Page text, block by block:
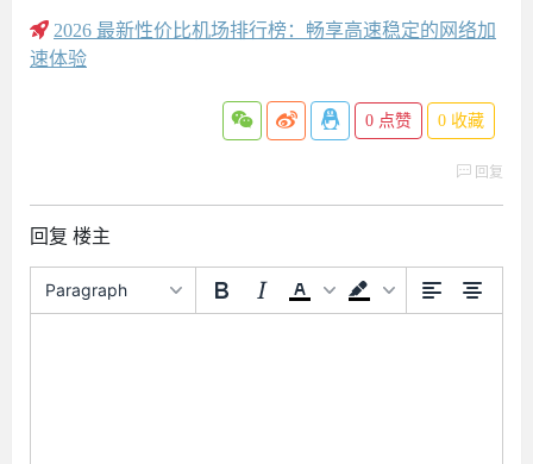
2026 最新性价比机场排行榜：畅享高速稳定的网络加
速体验
0 点赞 0 收藏
回复
回复 楼主
Paragraph